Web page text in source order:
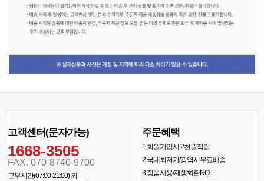
고객센터(문자가능)
1668-3505
FAX. 070-8740-9700
근무시간(07:00-21:00) 외
주문혜택
1회원가입시 2천원적립
2국내최저가/광역시무료배송
3정품사용/재생화환NO